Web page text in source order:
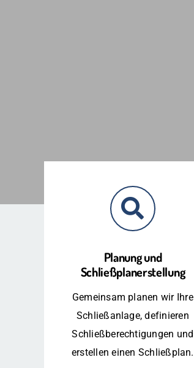
Planung und
Schließplanerstellung
Gemeinsam planen wir Ihre
Schließanlage, definieren
Schließberechtigungen und
erstellen einen Schließplan.